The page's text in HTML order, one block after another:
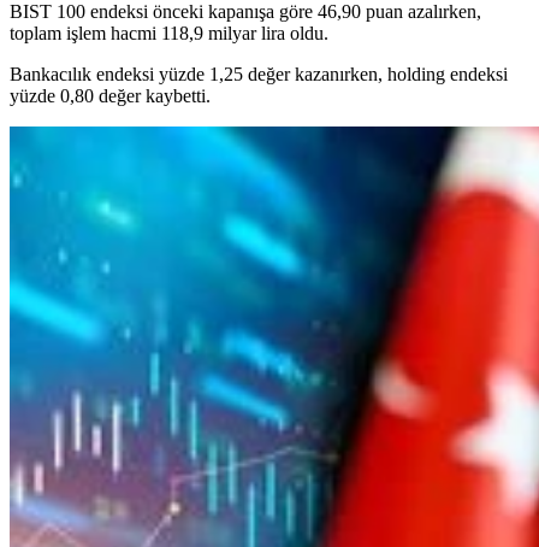
BIST 100 endeksi önceki kapanışa göre 46,90 puan azalırken,
toplam işlem hacmi 118,9 milyar lira oldu.
Bankacılık endeksi yüzde 1,25 değer kazanırken, holding endeksi
yüzde 0,80 değer kaybetti.